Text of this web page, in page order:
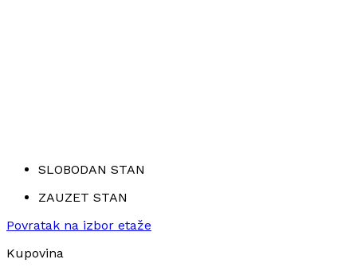
SLOBODAN STAN
ZAUZET STAN
Povratak na izbor etaže
Kupovina